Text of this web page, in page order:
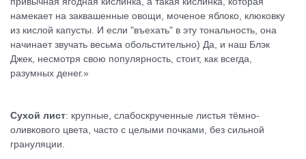
намекает на заквашенные овощи, моченое яблоко, клюковку
из кислой капусты. И если "въехать" в эту тональность, она
начинает звучать весьма обольстительно) Да, и наш Блэк
Джек, несмотря свою популярность, стоит, как всегда,
разумных денег.»
Сухой лист: крупные, слабоскрученные листья тёмно-
оливкового цвета, часто с целыми почками, без сильной
грануляции.